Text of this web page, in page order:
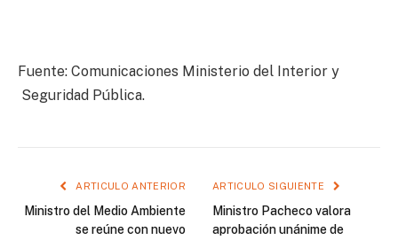
Fuente: Comunicaciones Ministerio del Interior y
Seguridad Pública.
ARTICULO ANTERIOR
Ministro del Medio Ambiente
se reúne con nuevo
ARTICULO SIGUIENTE
Ministro Pacheco valora
aprobación unánime de